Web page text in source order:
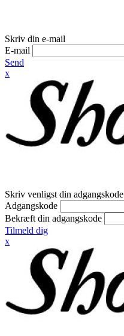
Skriv din e-mail
E-mail
Send
x
Skriv venligst din adgangskode
Adgangskode
Bekræft din adgangskode
Tilmeld dig
x